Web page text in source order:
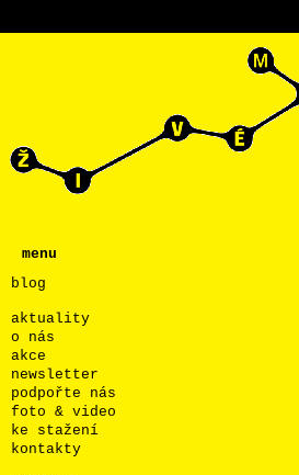
menu
blog
aktuality
o nás
akce
newsletter
podpořte nás
foto & video
ke stažení
kontakty